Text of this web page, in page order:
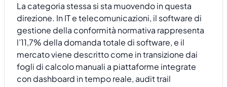
La categoria stessa si sta muovendo in questa
direzione. In IT e telecomunicazioni, il software di
gestione della conformità normativa rappresenta
l’11,7% della domanda totale di software, e il
mercato viene descritto come in transizione dai
fogli di calcolo manuali a piattaforme integrate
con dashboard in tempo reale, audit trail